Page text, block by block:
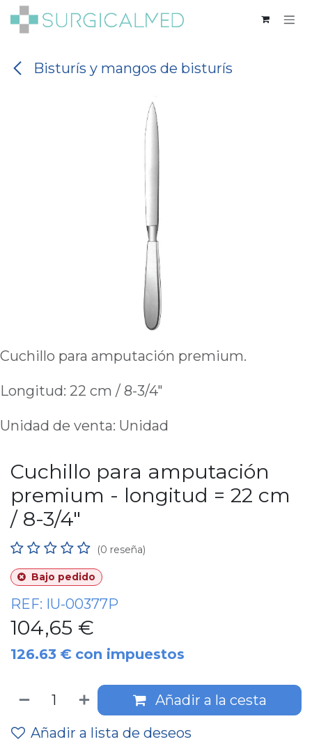
Ir al contenido
Bisturís y mangos de bisturís
Cuchillo para amputación premium.
Longitud: 22 cm / 8-3/4"
Unidad de venta: Unidad
Cuchillo para amputación
premium - longitud = 22 cm
/ 8-3/4"
(0 reseña)
Bajo pedido
REF: IU-00377P
104,65 €
126.63 € con impuestos
Añadir a la cesta
Añadir a lista de deseos